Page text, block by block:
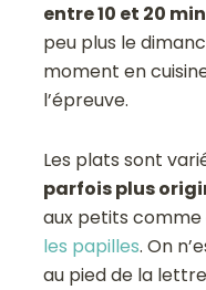
entre 10 et 20
peu plus le
moment en
l’épreuve.
Les plats sont
parfois plus
aux petits
les papilles. On
au pied de la